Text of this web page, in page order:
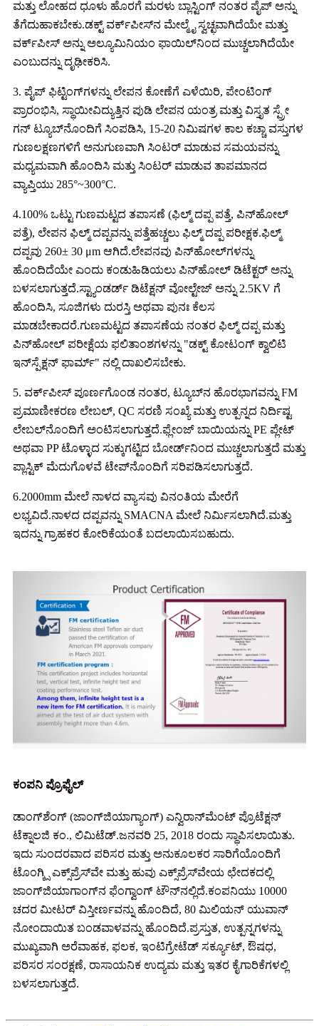
ಮತ್ತು ಲೋಹದ ಧೂಳು ಹೊರಗೆ ಮರಳು ಬ್ಲಾಸ್ಟಿಂಗ್ ನಂತರ ಪೈಪ್ ಅನ್ನು
ತೆಗೆದುಹಾಕಬೇಕು.ಡಕ್ಟ್ ವರ್ಕ್‌ಪೀಸ್‌ನ ಮೇಲ್ಮೈ ಸ್ವಚ್ಛವಾಗಿದೆಯೇ ಮತ್ತು
ವರ್ಕ್‌ಪೀಸ್ ಅನ್ನು ಅಲ್ಯೂಮಿನಿಯಂ ಫಾಯಿಲ್‌ನಿಂದ ಮುಚ್ಚಲಾಗಿದೆಯೇ
ಎಂಬುದನ್ನು ದೃಢೀಕರಿಸಿ.
3. ಪೈಪ್ ಫಿಟ್ಟಿಂಗ್‌ಗಳನ್ನು ಲೇಪನ ಕೋಣೆಗೆ ಎಳೆಯಿರಿ, ಪೇಂಟಿಂಗ್
ಪ್ರಾರಂಭಿಸಿ, ಸ್ಥಾಯೀವಿದ್ಯುತ್ತಿನ ಪುಡಿ ಲೇಪನ ಯಂತ್ರ ಮತ್ತು ವಿಸ್ತೃತ ಸ್ಪ್ರೇ
ಗನ್ ಟ್ಯೂಬ್‌ನೊಂದಿಗೆ ಸಿಂಪಡಿಸಿ, 15-20 ನಿಮಿಷಗಳ ಕಾಲ ಕಚ್ಚಾ ವಸ್ತುಗಳ
ಗುಣಲಕ್ಷಣಗಳಿಗೆ ಅನುಗುಣವಾಗಿ ಸಿಂಟರ್ ಮಾಡುವ ಸಮಯವನ್ನು
ಮಧ್ಯಮವಾಗಿ ಹೊಂದಿಸಿ ಮತ್ತು ಸಿಂಟರ್ ಮಾಡುವ ತಾಪಮಾನದ
ವ್ಯಾಪ್ತಿಯು 285°~300°C.
4.100% ಒಟ್ಟು ಗುಣಮಟ್ಟದ ತಪಾಸಣೆ (ಫಿಲ್ಮ್ ದಪ್ಪ ಪತ್ತೆ, ಪಿನ್‌ಹೋಲ್
ಪತ್ತೆ), ಲೇಪನ ಫಿಲ್ಮ್ ದಪ್ಪವನ್ನು ಪತ್ತೆಹಚ್ಚಲು ಫಿಲ್ಮ್ ದಪ್ಪ ಪರೀಕ್ಷಕ.ಫಿಲ್ಮ್
ದಪ್ಪವು 260± 30 μm ಆಗಿದೆ.ಲೇಪನವು ಪಿನ್‌ಹೋಲ್‌ಗಳನ್ನು
ಹೊಂದಿದೆಯೇ ಎಂದು ಕಂಡುಹಿಡಿಯಲು ಪಿನ್‌ಹೋಲ್ ಡಿಟೆಕ್ಟರ್ ಅನ್ನು
ಬಳಸಲಾಗುತ್ತದೆ.ಸ್ಟ್ಯಾಂಡರ್ಡ್ ಡಿಟೆಕ್ಷನ್ ವೋಲ್ಟೇಜ್ ಅನ್ನು 2.5KV ಗೆ
ಹೊಂದಿಸಿ, ಸೂಜಿಗಳು ದುರಸ್ತಿ ಅಥವಾ ಪುನಃ ಕೆಲಸ
ಮಾಡಬೇಕಾದರೆ.ಗುಣಮಟ್ಟದ ತಪಾಸಣೆಯ ನಂತರ ಫಿಲ್ಮ್ ದಪ್ಪ ಮತ್ತು
ಪಿನ್‌ಹೋಲ್ ಪರೀಕ್ಷೆಯ ಫಲಿತಾಂಶಗಳನ್ನು "ಡಕ್ಟ್ ಕೋಟಂಗ್ ಕ್ವಾಲಿಟಿ
ಇನ್‌ಸ್ಪೆಕ್ಷನ್ ಫಾರ್ಮ್" ನಲ್ಲಿ ದಾಖಲಿಸಬೇಕು.
5. ವರ್ಕ್‌ಪೀಸ್ ಪೂರ್ಣಗೊಂಡ ನಂತರ, ಟ್ಯೂಬ್‌ನ ಹೊರಭಾಗವನ್ನು FM
ಪ್ರಮಾಣೀಕರಣ ಲೇಬಲ್, QC ಸರಣಿ ಸಂಖ್ಯೆ ಮತ್ತು ಉತ್ಪನ್ನದ ನಿರ್ದಿಷ್ಟ
ಲೇಬಲ್‌ನೊಂದಿಗೆ ಅಂಟಿಸಲಾಗುತ್ತದೆ.ಫ್ಲೇಂಜ್ ಬಾಯಿಯನ್ನು PE ಪ್ಲೇಟ್
ಅಥವಾ PP ಟೊಳ್ಳಾದ ಸುಕ್ಕುಗಟ್ಟಿದ ಬೋರ್ಡ್‌ನಿಂದ ಮುಚ್ಚಲಾಗುತ್ತದೆ ಮತ್ತು
ಪ್ಲಾಸ್ಟಿಕ್ ಮೆದುಗೊಳವೆ ಟೇಪ್‌ನೊಂದಿಗೆ ಸರಿಪಡಿಸಲಾಗುತ್ತದೆ.
6.2000mm ಮೇಲೆ ನಾಳದ ವ್ಯಾಸವು ವಿನಂತಿಯ ಮೇರೆಗೆ
ಲಭ್ಯವಿದೆ.ನಾಳದ ದಪ್ಪವನ್ನು SMACNA ಮೇಲೆ ನಿರ್ಮಿಸಲಾಗಿದೆ.ಮತ್ತು
ಇದನ್ನು ಗ್ರಾಹಕರ ಕೋರಿಕೆಯಂತೆ ಬದಲಾಯಿಸಬಹುದು.
ಕಂಪನಿ ಪ್ರೊಫೈಲ್
ಡಾಂಗ್‌ಶೆಂಗ್ (ಜಾಂಗ್‌ಜಿಯಾಗ್ಯಾಂಗ್) ಎನ್ವಿರಾನ್‌ಮೆಂಟ್ ಪ್ರೊಟೆಕ್ಷನ್
ಟೆಕ್ನಾಲಜಿ ಕಂ., ಲಿಮಿಟೆಡ್.ಜನವರಿ 25, 2018 ರಂದು ಸ್ಥಾಪಿಸಲಾಯಿತು.
ಇದು ಸುಂದರವಾದ ಪರಿಸರ ಮತ್ತು ಅನುಕೂಲಕರ ಸಾರಿಗೆಯೊಂದಿಗೆ
ಟೊಂಗ್ಕ್ಸಿ ಎಕ್ಸ್‌ಪ್ರೆಸ್‌ವೇ ಮತ್ತು ಹುವು ಎಕ್ಸ್‌ಪ್ರೆಸ್‌ವೇಯ ಛೇದಕದಲ್ಲಿ
ಜಾಂಗ್‌ಜಿಯಾಗಾಂಗ್‌ನ ಫೆಂಗ್ವಾಂಗ್ ಟೌನ್‌ನಲ್ಲಿದೆ.ಕಂಪನಿಯು 10000
ಚದರ ಮೀಟರ್ ವಿಸ್ತೀರ್ಣವನ್ನು ಹೊಂದಿದೆ, 80 ಮಿಲಿಯನ್ ಯುವಾನ್
ನೋಂದಾಯಿತ ಬಂಡವಾಳವನ್ನು ಹೊಂದಿದೆ.ಪ್ರಸ್ತುತ, ಉತ್ಪನ್ನಗಳನ್ನು
ಮುಖ್ಯವಾಗಿ ಅರೆವಾಹಕ, ಫಲಕ, ಇಂಟಿಗ್ರೇಟೆಡ್ ಸರ್ಕ್ಯೂಟ್, ಔಷಧ,
ಪರಿಸರ ಸಂರಕ್ಷಣೆ, ರಾಸಾಯನಿಕ ಉದ್ಯಮ ಮತ್ತು ಇತರ ಕೈಗಾರಿಕೆಗಳಲ್ಲಿ
ಬಳಸಲಾಗುತ್ತದೆ.